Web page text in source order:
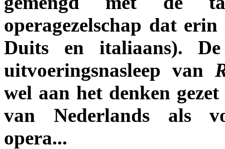
operagezelschap dat
Duits en italiaans).
uitvoeringsnasleep van
wel aan het denken
van Nederlands als
opera...